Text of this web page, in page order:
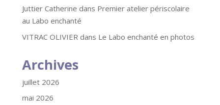
Juttier Catherine dans Premier atelier périscolaire
au Labo enchanté
VITRAC OLIVIER dans Le Labo enchanté en photos
Archives
juillet 2026
mai 2026